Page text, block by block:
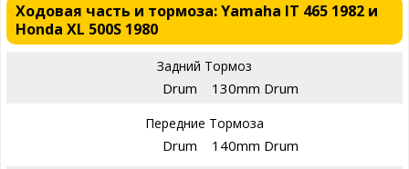
Ходовая часть и тормоза: Yamaha IT 465 1982 и
Honda XL 500S 1980
Задний Тормоз
Drum 130mm Drum
Передние Тормоза
Drum 140mm Drum